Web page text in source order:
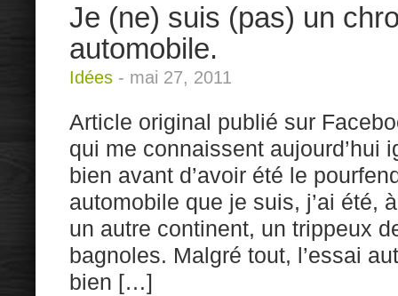
Je (ne) suis (pas) un
automobile.
Idées - mai 27, 2011
Article original publié sur
qui me connaissent aujourd’hui
bien avant d’avoir été le
automobile que je suis, j’ai été,
un autre continent, un trippeux
bagnoles. Malgré tout, l’essai
bien […]